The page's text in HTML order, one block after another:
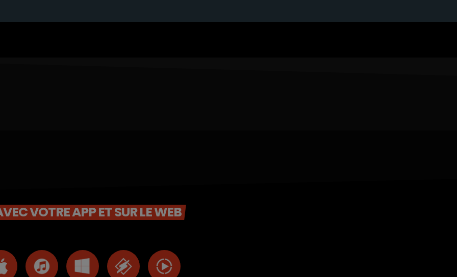
VOTRE APP ET SUR LE WEB